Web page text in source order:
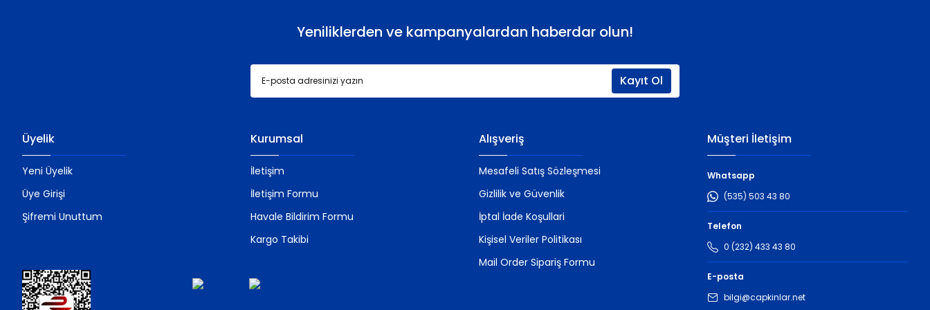
Gönder
Yeniliklerden ve kampanyalardan haberdar olun!
Kayıt Ol
Üyelik
Yeni Üyelik
Üye Girişi
Şifremi Unuttum
Kurumsal
İletişim
İletişim Formu
Havale Bildirim Formu
Kargo Takibi
Alışveriş
Mesafeli Satış Sözleşmesi
Gizlilik ve Güvenlik
İptal İade Koşullari
Kişisel Veriler Politikası
Mail Order Sipariş Formu
Müşteri İletişim
Whatsapp
(535) 503 43 80
Telefon
0 (232) 433 43 80
E-posta
bilgi@capkinlar.net